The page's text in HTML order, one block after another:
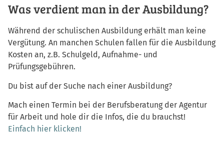
Was verdient man in der Ausbildung?
Während der schulischen Ausbildung erhält man keine
Vergütung. An manchen Schulen fallen für die Ausbildung
Kosten an, z.B. Schulgeld, Aufnahme- und
Prüfungsgebühren.
Du bist auf der Suche nach einer Ausbildung?
Mach einen Termin bei der Berufsberatung der Agentur
für Arbeit und hole dir die Infos, die du brauchst!
Einfach hier klicken!